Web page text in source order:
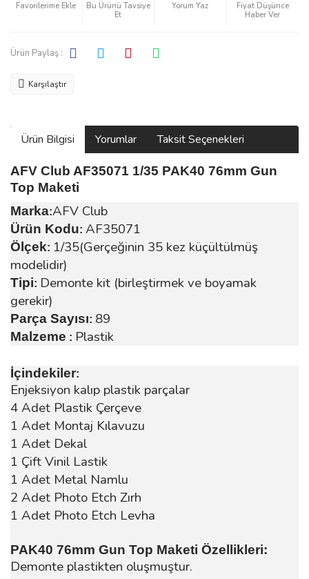
Bu Ürünü Tavsiye
Et
Yorum Yaz
Fiyat Düşünce
Haber Ver
Ürün Paylaş :
Karşılaştır
Ürün Bilgisi Yorumlar Taksit Seçenekleri
AFV Club AF35071 1/35 PAK40 76mm Gun
Top Maketi
Marka:AFV Club
Ürün Kodu: AF35071
Ölçek: 1/35(Gerçeğinin 35 kez küçültülmüş
modelidir)
Tipi: Demonte kit (birleştirmek ve boyamak
gerekir)
Parça Sayısı: 89
Malzeme : Plastik
İçindekiler:
Enjeksiyon kalıp plastik parçalar
4 Adet Plastik Çerçeve
1 Adet Montaj Kılavuzu
1 Adet Dekal
1 Çift Vinil Lastik
1 Adet Metal Namlu
2 Adet Photo Etch Zırh
1 Adet Photo Etch Levha
PAK40 76mm Gun Top Maketi Özellikleri:
Demonte plastikten oluşmuştur.